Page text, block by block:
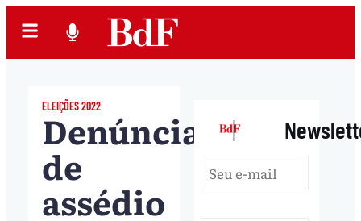
ELEIÇÕES 2022
Denúncias
de
assédio
|